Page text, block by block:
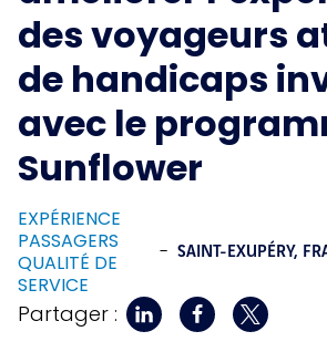
des voyageurs
de handicaps
avec le
Sunflower
EXPÉRIENCE
PASSAGERS
QUALITÉ DE
SERVICE
- SAINT-EXUPÉRY,
Partager :